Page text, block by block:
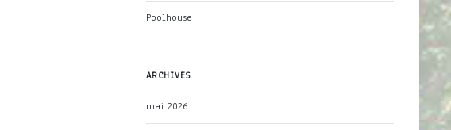
Poolhouse
ARCHIVES
mai 2026